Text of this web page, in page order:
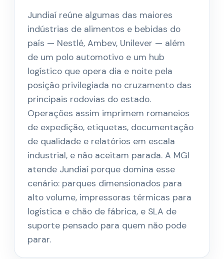
Jundiaí reúne algumas das maiores
indústrias de alimentos e bebidas do
país — Nestlé, Ambev, Unilever — além
de um polo automotivo e um hub
logístico que opera dia e noite pela
posição privilegiada no cruzamento das
principais rodovias do estado.
Operações assim imprimem romaneios
de expedição, etiquetas, documentação
de qualidade e relatórios em escala
industrial, e não aceitam parada. A MGI
atende Jundiaí porque domina esse
cenário: parques dimensionados para
alto volume, impressoras térmicas para
logística e chão de fábrica, e SLA de
suporte pensado para quem não pode
parar.